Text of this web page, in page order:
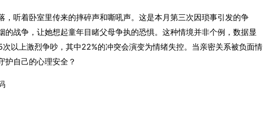
，听着卧室里传来的摔碎声和嘶吼声。这是本月第三次因琐事引发的争
的战争，让她想起童年目睹父母争执的恐惧。这种情境并非个例，数据显
以上激烈争吵，其中22%的冲突会演变为情绪失控。当亲密关系被负面情
护自己的心理安全？